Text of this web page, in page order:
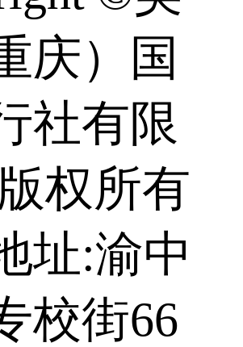
庆）国
社有限
权所有
址:渝中
校街66